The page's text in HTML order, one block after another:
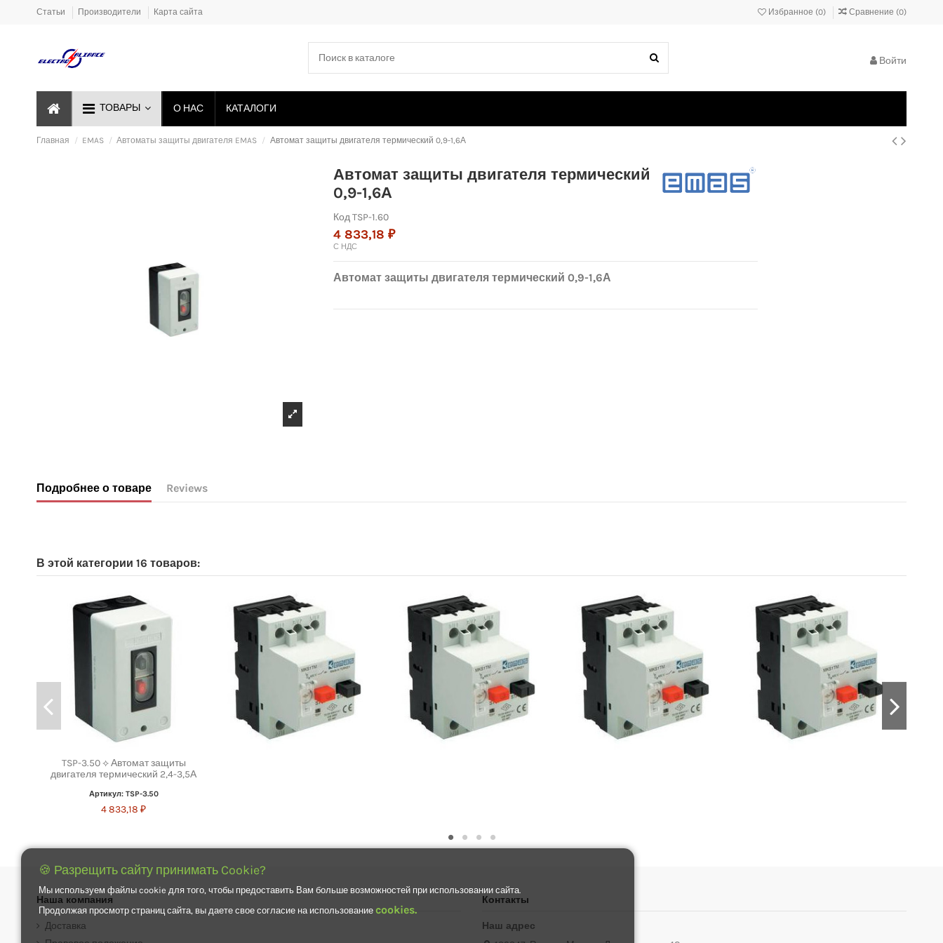
Статьи Производители Карта сайта Избранное (0) Сравнение (0)
Войти
ТОВАРЫ О НАС КАТАЛОГИ
Главная EMAS Автоматы защиты двигателя EMAS Автомат защиты двигателя термический 0,9-1,6А
Автомат защиты двигателя термический
0,9-1,6А
КодTSP-1.60
4 833,18 ₽
С НДС
Автомат защиты двигателя термический 0,9-1,6А
Подробнее о товаре Reviews
В этой категории 16 товаров:
TSP-3.50 ⟡ Автомат защиты
двигателя термический 2,4-3,5А
Артикул: TSP-3.50
4 833,18 ₽
Наша компания
Доставка
Контакты
Наш адрес
🍪 Разрещить сайту принимать Cookie?
Мы используем файлы cookie для того, чтобы предоставить Вам больше возможностей при использовании сайта.
Продолжая просмотр страниц сайта, вы даете свое согласие на использование cookies.